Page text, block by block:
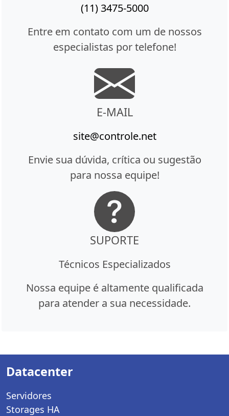
(11) 3475-5000
Entre em contato com um de nossos
especialistas por telefone!
E-MAIL
site@controle.net
Envie sua dúvida, crítica ou sugestão
para nossa equipe!
SUPORTE
Técnicos Especializados
Nossa equipe é altamente qualificada
para atender a sua necessidade.
Datacenter
Servidores
Storages HA